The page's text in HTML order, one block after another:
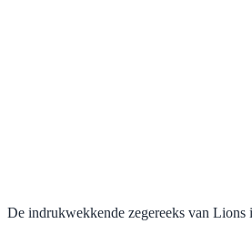
De indrukwekkende zegereeks van